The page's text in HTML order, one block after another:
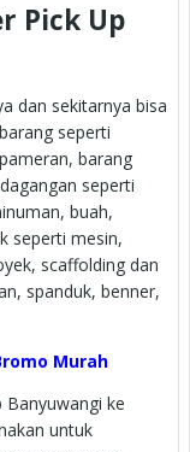
Pick Up
dan sekitarnya bisa
seperti
barang
seperti
buah,
seperti mesin,
scaffolding dan
spanduk, benner,
Murah
ke
untuk